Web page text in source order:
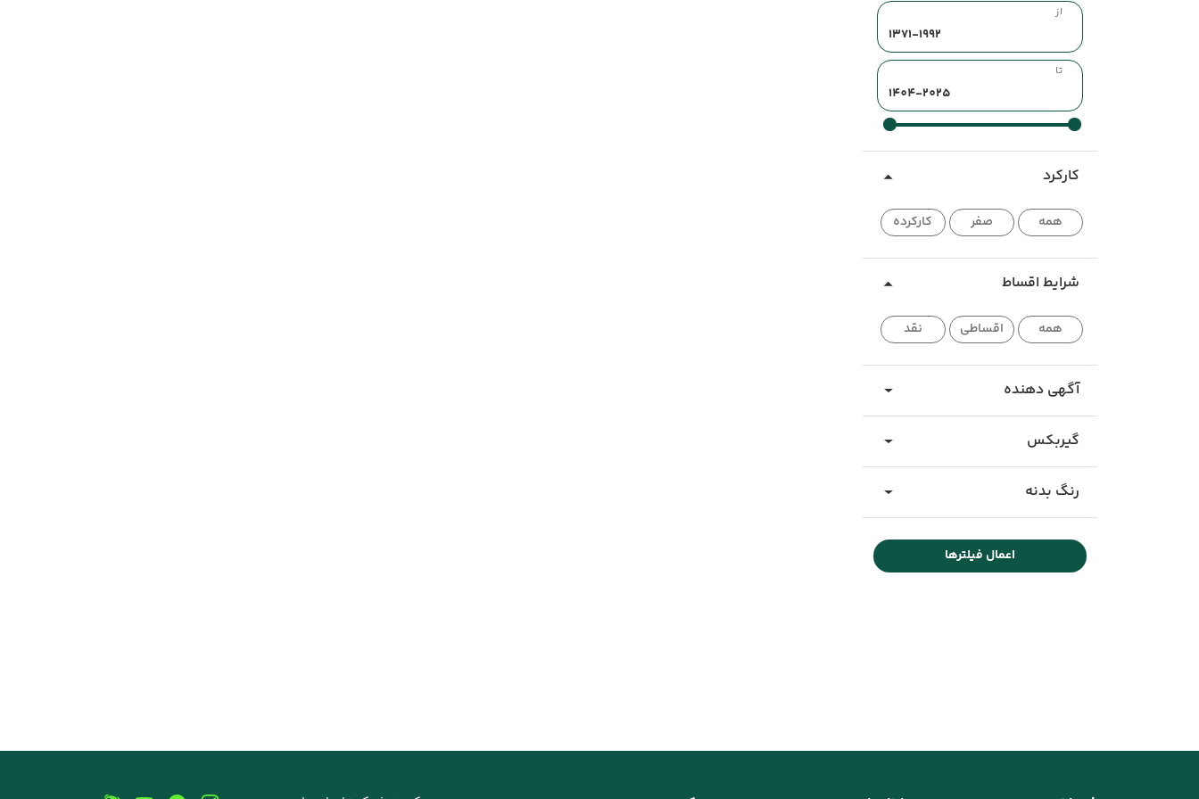
از
تا
کارکرد
همه صفر کارکرده
شرایط اقساط
همه اقساطی نقد
آگهی دهنده
گیربکس
رنگ بدنه
اعمال فیلترها